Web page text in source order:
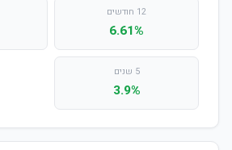
12 חודשים
6.61%
5 שנים
3.9%